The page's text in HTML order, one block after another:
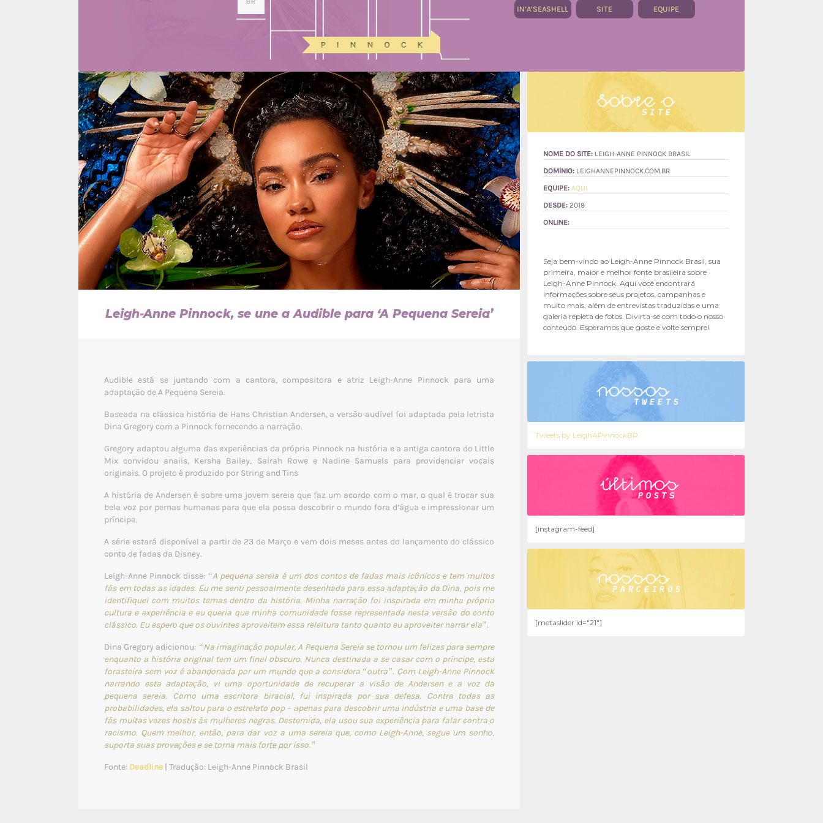
IN’A’SEASHELL SITE EQUIPE
Leigh-Anne Pinnock, se une a Audible para ‘A Pequena Sereia’
Audible está se juntando com a cantora, compositora e atriz Leigh-Anne Pinnock para uma
adaptação de A Pequena Sereia.
Baseada na clássica história de Hans Christian Andersen, a versão audível foi adaptada pela letrista
Dina Gregory com a Pinnock fornecendo a narração.
Gregory adaptou alguma das experiências da própria Pinnock na história e a antiga cantora do Little
Mix convidou anaiis, Kersha Bailey, Sairah Rowe e Nadine Samuels para providenciar vocais
originais. O projeto é produzido por String and Tins
A história de Andersen é sobre uma jovem sereia que faz um acordo com o mar, o qual é trocar sua
bela voz por pernas humanas para que ela possa descobrir o mundo fora d’água e impressionar um
príncipe.
A série estará disponível a partir de 23 de Março e vem dois meses antes do lançamento do clássico
conto de fadas da Disney.
Leigh-Anne Pinnock disse: “A pequena sereia é um dos contos de fadas mais icônicos e tem muitos
fãs em todas as idades. Eu me senti pessoalmente desenhada para essa adaptação da Dina, pois me
identifiquei com muitos temas dentro da história. Minha narração foi inspirada em minha própria
cultura e experiência e eu queria que minha comunidade fosse representada nesta versão do conto
clássico. Eu espero que os ouvintes aproveitem essa releitura tanto quanto eu aproveiter narrar ela”.
Dina Gregory adicionou: “Na imaginação popular, A Pequena Sereia se tornou um felizes para sempre
enquanto a história original tem um final obscuro. Nunca destinada a se casar com o príncipe, esta
forasteira sem voz é abandonada por um mundo que a considera “outra”. Com Leigh-Anne Pinnock
narrando esta adaptação, vi uma oportunidade de recuperar a visão de Andersen e a voz da
pequena sereia. Como uma escritora biracial, fui inspirada por sua defesa. Contra todas as
probabilidades, ela saltou para o estrelato pop – apenas para descobrir uma indústria e uma base de
fãs muitas vezes hostis às mulheres negras. Destemida, ela usou sua experiência para falar contra o
racismo. Quem melhor, então, para dar voz a uma sereia que, como Leigh-Anne, segue um sonho,
suporta suas provações e se torna mais forte por isso.”
Fonte: Deadline | Tradução: Leigh-Anne Pinnock Brasil
NOME DO SITE: LEIGH-ANNE PINNOCK BRASIL
DOMÍNIO: LEIGHANNEPINNOCK.COM.BR
EQUIPE: AQUI
DESDE: 2019
ONLINE:
Seja bem-vindo ao Leigh-Anne Pinnock Brasil, sua
primeira, maior e melhor fonte brasileira sobre
Leigh-Anne Pinnock. Aqui você encontrará
informações sobre seus projetos, campanhas e
muito mais, além de entrevistas traduzidas e uma
galeria repleta de fotos. Divirta-se com todo o nosso
conteúdo. Esperamos que goste e volte sempre!
Tweets by LeighAPinnockBR
[instagram-feed]
[metaslider id="21"]